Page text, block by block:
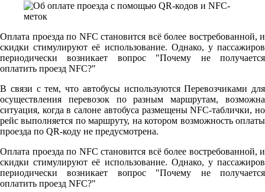
Оплата проезда по NFC становится всё более востребованной, и
скидки стимулируют её использование. Однако, у пассажиров
периодически возникает вопрос "Почему не получается
оплатить проезд NFC?"
В связи с тем, что автобусы используются Перевозчиками для
осуществления перевозок по разным маршрутам, возможна
ситуация, когда в салоне автобуса размещены NFC-таблички, но
рейс выполняется по маршруту, на котором возможность оплаты
проезда по QR-коду не предусмотрена.
Оплата проезда по NFC становится всё более востребованной, и
скидки стимулируют её использование. Однако, у пассажиров
периодически возникает вопрос "Почему не получается
оплатить проезд NFC?"